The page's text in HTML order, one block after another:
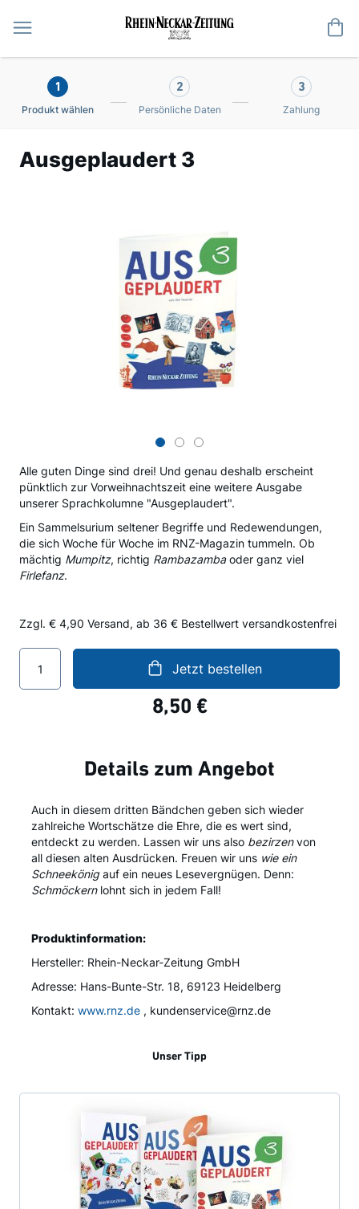
1
Produkt wählen
2
Persönliche Daten
3
Zahlung
Ausgeplaudert 3
Alle guten Dinge sind drei! Und genau deshalb erscheint
pünktlich zur Vorweihnachtszeit eine weitere Ausgabe
unserer Sprachkolumne "Ausgeplaudert".
Ein Sammelsurium seltener Begriffe und Redewendungen,
die sich Woche für Woche im RNZ-Magazin tummeln. Ob
mächtig Mumpitz, richtig Rambazambaoder ganz viel
Firlefanz.
Zzgl. € 4,90 Versand, ab 36 € Bestellwert versandkostenfrei
Jetzt bestellen
8,50 €
Anfang
der
Bildergalerie
Details zum Angebot
Auch in diesem dritten Bändchen geben sich wieder
zahlreiche Wortschätze die Ehre, die es wert sind,
entdeckt zu werden. Lassen wir uns also bezirzenvon
all diesen alten Ausdrücken. Freuen wir uns wie ein
Schneekönigauf ein neues Lesevergnügen. Denn:
Schmöckernlohnt sich in jedem Fall!
Produktinformation:
Hersteller: ‏Rhein-Neckar-Zeitung GmbH
Adresse: Hans-Bunte-Str. 18, 69123 Heidelberg
Kontakt: www.rnz.de , kundenservice@rnz.de
Unser Tipp